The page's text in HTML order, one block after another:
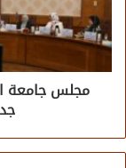
مجلس جامعة